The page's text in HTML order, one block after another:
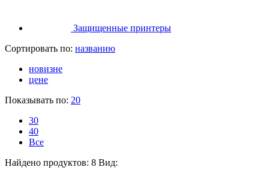
Защищенные принтеры
Сортировать по: названию
новизне
цене
Показывать по: 20
30
40
Все
Найдено продуктов: 8 Вид: